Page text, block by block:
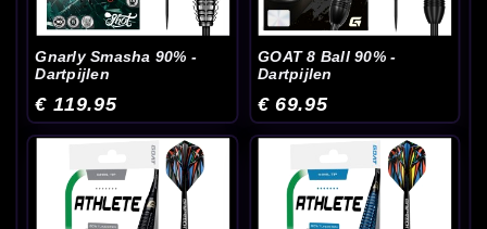
Gnarly Smasha 90% -
Dartpijlen
€ 119.95
GOAT 8 Ball 90% -
Dartpijlen
€ 69.95